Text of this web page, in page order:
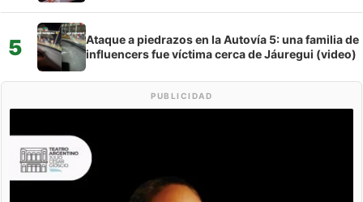
5
Ataque a piedrazos en la Autovía 5: una familia de
influencers fue víctima cerca de Jáuregui (video)
PUBLICIDAD